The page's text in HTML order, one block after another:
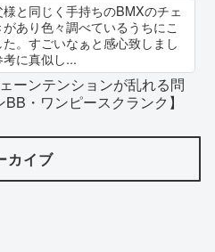
と同じく手持ちのBMXのチェ
あり色々調べているうちにこ
。すごいなぁと感心致しまし
に真似し...
ーンテンションが乱れる問
・ワンピースクランク】
カイブ